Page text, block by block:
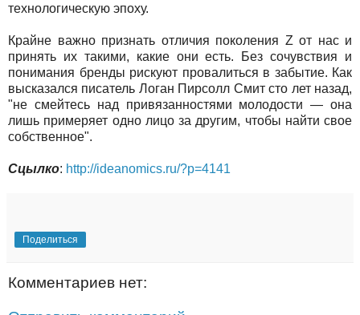
технологическую эпоху.
Крайне важно признать отличия поколения Z от нас и
принять их такими, какие они есть. Без сочувствия и
понимания бренды рискуют провалиться в забытие. Как
высказался писатель Логан Пирсолл Смит сто лет назад,
"не смейтесь над привязанностями молодости — она
лишь примеряет одно лицо за другим, чтобы найти свое
собственное".
Сцылко: http://ideanomics.ru/?p=4141
Поделиться
Комментариев нет: